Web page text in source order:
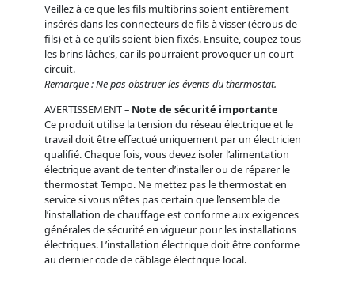
Veillez à ce que les fils multibrins soient entièrement
insérés dans les connecteurs de fils à visser (écrous de
fils) et à ce qu’ils soient bien fixés. Ensuite, coupez tous
les brins lâches, car ils pourraient provoquer un court-
circuit.
Remarque : Ne pas obstruer les évents du thermostat.
AVERTISSEMENT – Note de sécurité importante
Ce produit utilise la tension du réseau électrique et le
travail doit être effectué uniquement par un électricien
qualifié. Chaque fois, vous devez isoler l’alimentation
électrique avant de tenter d’installer ou de réparer le
thermostat Tempo. Ne mettez pas le thermostat en
service si vous n’êtes pas certain que l’ensemble de
l’installation de chauffage est conforme aux exigences
générales de sécurité en vigueur pour les installations
électriques. L’installation électrique doit être conforme
au dernier code de câblage électrique local.